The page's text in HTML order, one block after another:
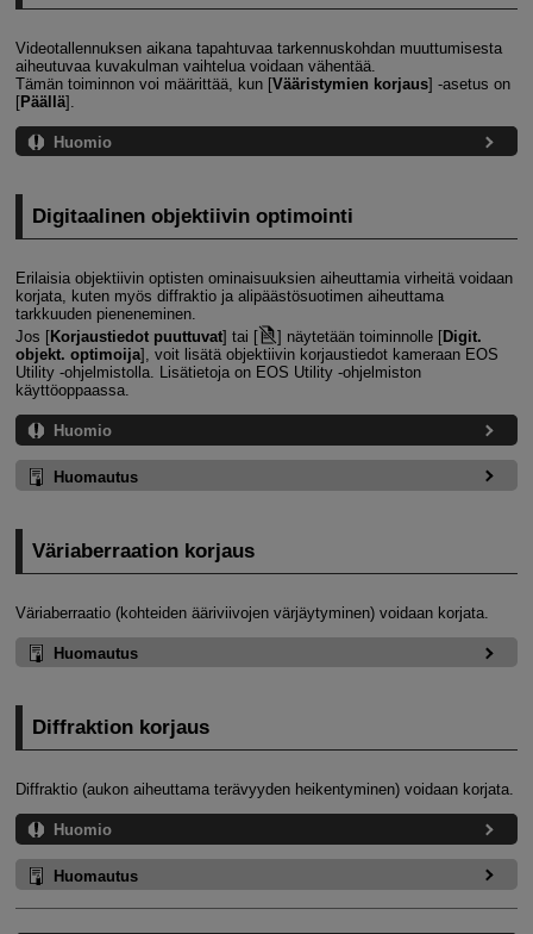
Videotallennuksen aikana tapahtuvaa tarkennuskohdan muuttumisesta
aiheutuvaa kuvakulman vaihtelua voidaan vähentää.
Tämän toiminnon voi määrittää, kun [Vääristymien korjaus] ‑asetus on
[Päällä].
Huomio
Digitaalinen objektiivin optimointi
Erilaisia objektiivin optisten ominaisuuksien aiheuttamia virheitä voidaan
korjata, kuten myös diffraktio ja alipäästösuotimen aiheuttama
tarkkuuden pieneneminen.
Jos [Korjaustiedot puuttuvat] tai [ ] näytetään toiminnolle [Digit.
objekt. optimoija], voit lisätä objektiivin korjaustiedot kameraan EOS
Utility ‑ohjelmistolla. Lisätietoja on EOS Utility ‑ohjelmiston
käyttöoppaassa.
Huomio
Huomautus
Väriaberraation korjaus
Väriaberraatio (kohteiden ääriviivojen värjäytyminen) voidaan korjata.
Huomautus
Diffraktion korjaus
Diffraktio (aukon aiheuttama terävyyden heikentyminen) voidaan korjata.
Huomio
Huomautus